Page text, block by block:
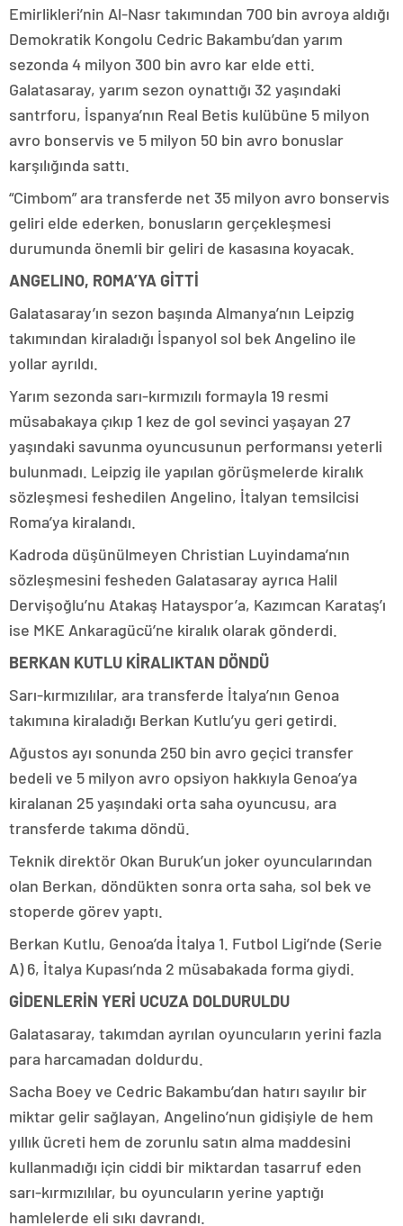
Emirlikleri’nin Al-Nasr takımından 700 bin avroya aldığı
Demokratik Kongolu Cedric Bakambu’dan yarım
sezonda 4 milyon 300 bin avro kar elde etti.
Galatasaray, yarım sezon oynattığı 32 yaşındaki
santrforu, İspanya’nın Real Betis kulübüne 5 milyon
avro bonservis ve 5 milyon 50 bin avro bonuslar
karşılığında sattı.
“Cimbom” ara transferde net 35 milyon avro bonservis
geliri elde ederken, bonusların gerçekleşmesi
durumunda önemli bir geliri de kasasına koyacak.
ANGELINO, ROMA’YA GİTTİ
Galatasaray’ın sezon başında Almanya’nın Leipzig
takımından kiraladığı İspanyol sol bek Angelino ile
yollar ayrıldı.
Yarım sezonda sarı-kırmızılı formayla 19 resmi
müsabakaya çıkıp 1 kez de gol sevinci yaşayan 27
yaşındaki savunma oyuncusunun performansı yeterli
bulunmadı. Leipzig ile yapılan görüşmelerde kiralık
sözleşmesi feshedilen Angelino, İtalyan temsilcisi
Roma’ya kiralandı.
Kadroda düşünülmeyen Christian Luyindama’nın
sözleşmesini fesheden Galatasaray ayrıca Halil
Dervişoğlu’nu Atakaş Hatayspor’a, Kazımcan Karataş’ı
ise MKE Ankaragücü’ne kiralık olarak gönderdi.
BERKAN KUTLU KİRALIKTAN DÖNDÜ
Sarı-kırmızılılar, ara transferde İtalya’nın Genoa
takımına kiraladığı Berkan Kutlu’yu geri getirdi.
Ağustos ayı sonunda 250 bin avro geçici transfer
bedeli ve 5 milyon avro opsiyon hakkıyla Genoa’ya
kiralanan 25 yaşındaki orta saha oyuncusu, ara
transferde takıma döndü.
Teknik direktör Okan Buruk’un joker oyuncularından
olan Berkan, döndükten sonra orta saha, sol bek ve
stoperde görev yaptı.
Berkan Kutlu, Genoa’da İtalya 1. Futbol Ligi’nde (Serie
A) 6, İtalya Kupası’nda 2 müsabakada forma giydi.
GİDENLERİN YERİ UCUZA DOLDURULDU
Galatasaray, takımdan ayrılan oyuncuların yerini fazla
para harcamadan doldurdu.
Sacha Boey ve Cedric Bakambu’dan hatırı sayılır bir
miktar gelir sağlayan, Angelino’nun gidişiyle de hem
yıllık ücreti hem de zorunlu satın alma maddesini
kullanmadığı için ciddi bir miktardan tasarruf eden
sarı-kırmızılılar, bu oyuncuların yerine yaptığı
hamlelerde eli sıkı davrandı.